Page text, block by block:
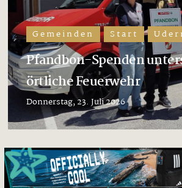
Gemeinden Start
Pfandbon-Spenden
örtliche Feuerwehr
Donnerstag, 23. Juli 2026